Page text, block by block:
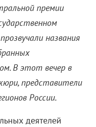
премии
названия
В этот вечер в
представители
России.
деятелей